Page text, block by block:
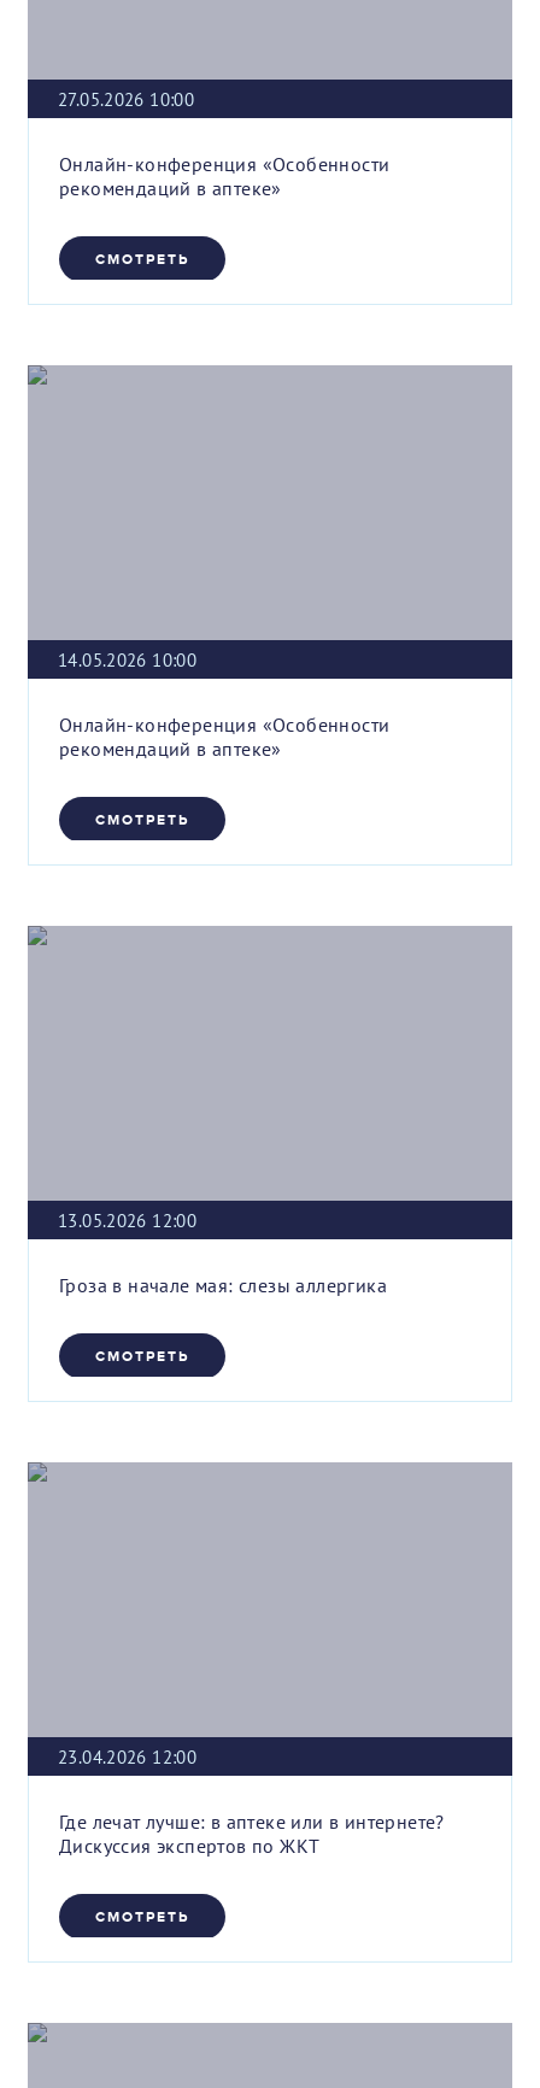
27.05.2026 10:00
Онлайн-конференция «Особенности
рекомендаций в аптеке»
СМОТРЕТЬ
14.05.2026 10:00
Онлайн-конференция «Особенности
рекомендаций в аптеке»
СМОТРЕТЬ
13.05.2026 12:00
Гроза в начале мая: слезы аллергика
СМОТРЕТЬ
23.04.2026 12:00
Где лечат лучше: в аптеке или в интернете?
Дискуссия экспертов по ЖКТ
СМОТРЕТЬ